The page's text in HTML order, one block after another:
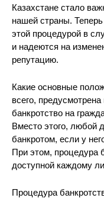
Казахстане стало
нашей страны. Теперь
этой процедурой в
и надеются на
репутацию.
Какие основные
всего,
банкротство на
Вместо этого, любой
банкротом, если у
При этом, процедура
доступной каждому
Процедура